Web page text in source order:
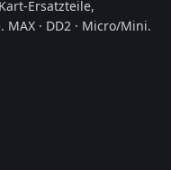
Ersatzteile,
· DD2 · Micro/Mini.